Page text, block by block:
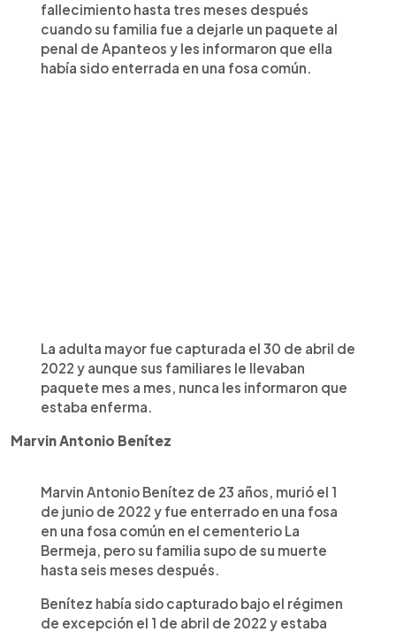
fallecimiento hasta tres meses después
cuando su familia fue a dejarle un paquete al
penal de Apanteos y les informaron que ella
había sido enterrada en una fosa común.
La adulta mayor fue capturada el 30 de abril de
2022 y aunque sus familiares le llevaban
paquete mes a mes, nunca les informaron que
estaba enferma.
Marvin Antonio Benítez
Marvin Antonio Benítez de 23 años, murió el 1
de junio de 2022 y fue enterrado en una fosa
en una fosa común en el cementerio La
Bermeja, pero su familia supo de su muerte
hasta seis meses después.
Benítez había sido capturado bajo el régimen
de excepción el 1 de abril de 2022 y estaba